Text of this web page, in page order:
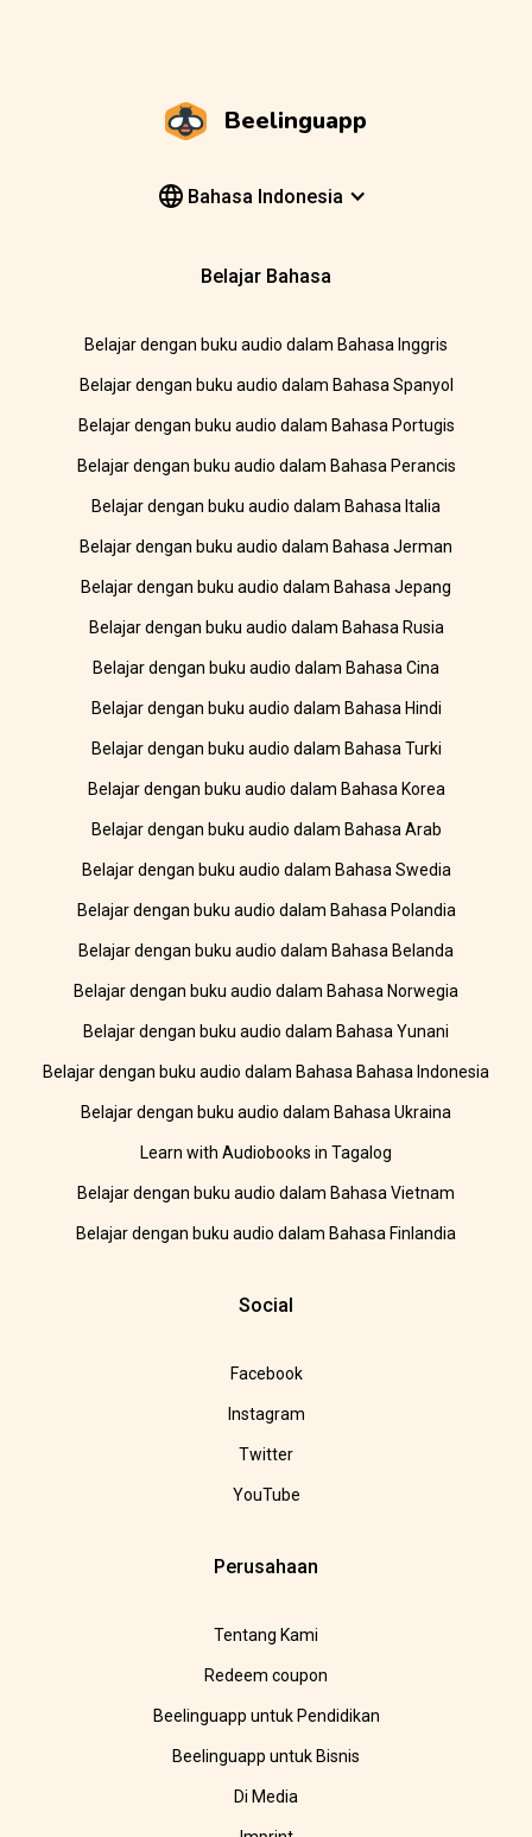
Beelinguapp
Bahasa Indonesia
Belajar Bahasa
Belajar dengan buku audio dalam Bahasa Inggris
Belajar dengan buku audio dalam Bahasa Spanyol
Belajar dengan buku audio dalam Bahasa Portugis
Belajar dengan buku audio dalam Bahasa Perancis
Belajar dengan buku audio dalam Bahasa Italia
Belajar dengan buku audio dalam Bahasa Jerman
Belajar dengan buku audio dalam Bahasa Jepang
Belajar dengan buku audio dalam Bahasa Rusia
Belajar dengan buku audio dalam Bahasa Cina
Belajar dengan buku audio dalam Bahasa Hindi
Belajar dengan buku audio dalam Bahasa Turki
Belajar dengan buku audio dalam Bahasa Korea
Belajar dengan buku audio dalam Bahasa Arab
Belajar dengan buku audio dalam Bahasa Swedia
Belajar dengan buku audio dalam Bahasa Polandia
Belajar dengan buku audio dalam Bahasa Belanda
Belajar dengan buku audio dalam Bahasa Norwegia
Belajar dengan buku audio dalam Bahasa Yunani
Belajar dengan buku audio dalam Bahasa Bahasa Indonesia
Belajar dengan buku audio dalam Bahasa Ukraina
Learn with Audiobooks in Tagalog
Belajar dengan buku audio dalam Bahasa Vietnam
Belajar dengan buku audio dalam Bahasa Finlandia
Social
Facebook
Instagram
Twitter
YouTube
Perusahaan
Tentang Kami
Redeem coupon
Beelinguapp untuk Pendidikan
Beelinguapp untuk Bisnis
Di Media